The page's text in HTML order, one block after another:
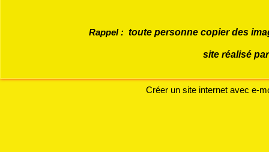
Rappel : toute personne copier des
site réalisé
Créer un site internet avec e-